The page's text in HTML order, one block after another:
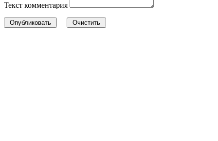
Текст комментария